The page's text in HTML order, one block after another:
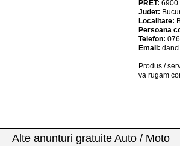
PRET: 6900
Judet:
Localitate:
Persoana
Telefon:
Email:
Produs /
va rugam
Alte anunturi gratuite Auto / Moto